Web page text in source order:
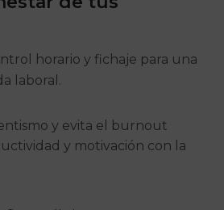
horario y fichaje para una
laboral.
y evita el burnout
y motivación con la